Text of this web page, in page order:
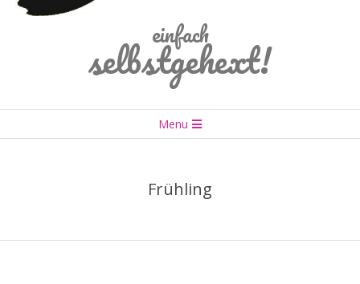
einfach
selbstgehext!
Navigation
Menu
Frühling